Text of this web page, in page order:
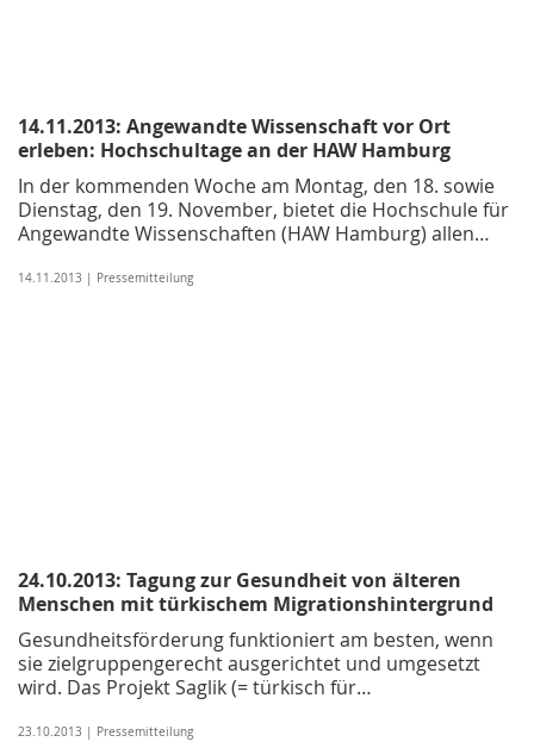
14.11.2013: Angewandte Wissenschaft vor Ort
erleben: Hochschultage an der HAW Hamburg
In der kommenden Woche am Montag, den 18. sowie
Dienstag, den 19. November, bietet die Hochschule für
Angewandte Wissenschaften (HAW Hamburg) allen…
14.11.2013 | Pressemitteilung
24.10.2013: Tagung zur Gesundheit von älteren
Menschen mit türkischem Migrationshintergrund
Gesundheitsförderung funktioniert am besten, wenn
sie zielgruppengerecht ausgerichtet und umgesetzt
wird. Das Projekt Saglik (= türkisch für…
23.10.2013 | Pressemitteilung